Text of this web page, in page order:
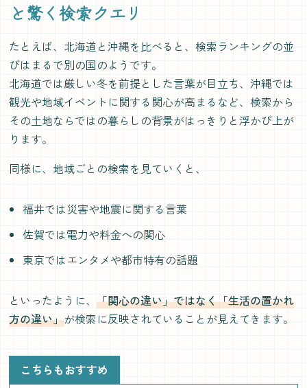
と驚く検索クエリ
たとえば、北海道と沖縄を比べると、検索ランキングの並
びはまるで別の国のようです。
北海道では厳しい冬を前提とした言葉が目立ち、沖縄では
観光や地域イベントに関する関心が高まるなど、検索から
その土地ならではの暮らしの背景がはっきりと浮かび上が
ります。
同様に、地域ごとの検索を見ていくと、
福井では災害や地震に関する言葉
佐賀では電力や料金への関心
東京ではエンタメや都市特有の話題
といったように、「関心の違い」ではなく「生活の置かれ
方の違い」が検索に反映されていることが見えてきます。
こちらもおすすめ